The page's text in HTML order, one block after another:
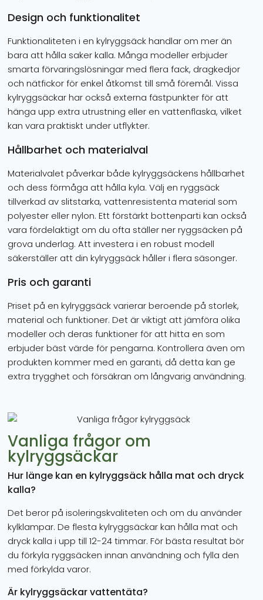
Design och funktionalitet
Funktionaliteten i en kylryggsäck handlar om mer än
bara att hålla saker kalla. Många modeller erbjuder
smarta förvaringslösningar med flera fack, dragkedjor
och nätfickor för enkel åtkomst till små föremål. Vissa
kylryggsäckar har också externa fästpunkter för att
hänga upp extra utrustning eller en vattenflaska, vilket
kan vara praktiskt under utflykter.
Hållbarhet och materialval
Materialvalet påverkar både kylryggsäckens hållbarhet
och dess förmåga att hålla kyla. Välj en ryggsäck
tillverkad av slitstarka, vattenresistenta material som
polyester eller nylon. Ett förstärkt bottenparti kan också
vara fördelaktigt om du ofta ställer ner ryggsäcken på
grova underlag. Att investera i en robust modell
säkerställer att din kylryggsäck håller i flera säsonger.
Pris och garanti
Priset på en kylryggsäck varierar beroende på storlek,
material och funktioner. Det är viktigt att jämföra olika
modeller och deras funktioner för att hitta en som
erbjuder bäst värde för pengarna. Kontrollera även om
produkten kommer med en garanti, då detta kan ge
extra trygghet och försäkran om långvarig användning.
Vanliga frågor om
kylryggsäckar
Hur länge kan en kylryggsäck hålla mat och dryck
kalla?
Det beror på isoleringskvaliteten och om du använder
kylklampar. De flesta kylryggsäckar kan hålla mat och
dryck kalla i upp till 12-24 timmar. För bästa resultat bör
du förkyla ryggsäcken innan användning och fylla den
med förkylda varor.
Är kylryggsäckar vattentäta?